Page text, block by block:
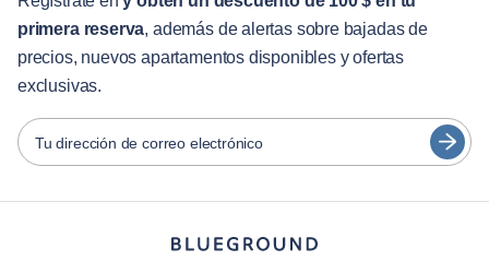
Guías de ciudades
Socios
Operadores de alquiler amueblado
Propietarios
Socios de franquicia
Português
Español
Français
Türkçe
primera reserva, además de alertas sobre bajadas de
precios, nuevos apartamentos disponibles y ofertas
exclusivas.
Tu dirección de correo electrónico